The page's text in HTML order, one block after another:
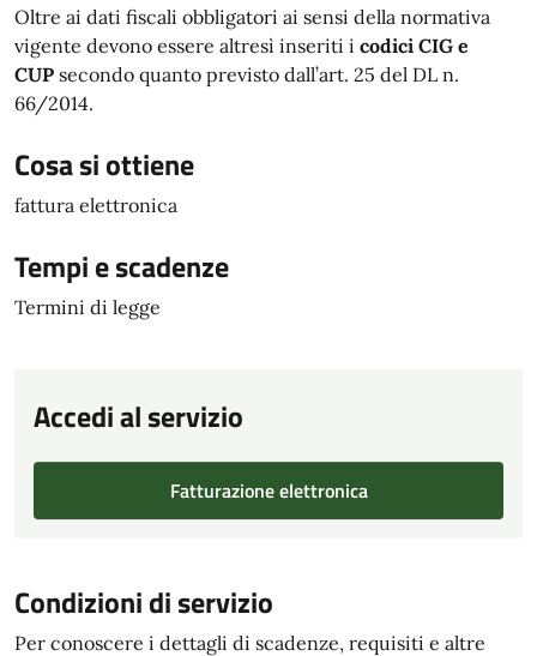
Oltre ai dati fiscali obbligatori ai sensi della normativa
vigente devono essere altresì inseriti i codici CIG e
CUP secondo quanto previsto dall’art. 25 del DL n.
66/2014.
Cosa si ottiene
fattura elettronica
Tempi e scadenze
Termini di legge
Accedi al servizio
Fatturazione elettronica
Condizioni di servizio
Per conoscere i dettagli di scadenze, requisiti e altre